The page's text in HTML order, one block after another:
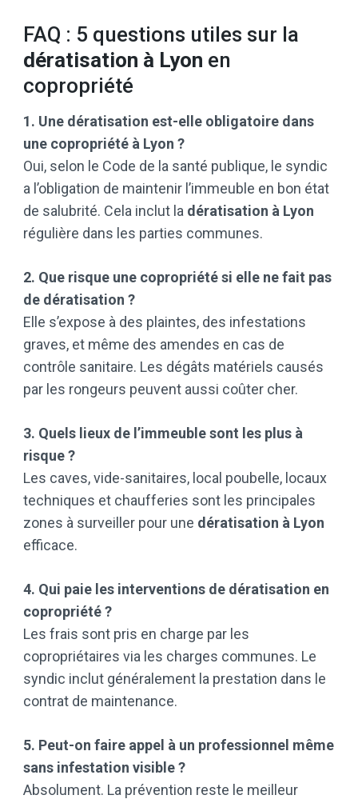
FAQ : 5 questions utiles sur la
dératisation à Lyon en
copropriété
1. Une dératisation est-elle obligatoire dans
une copropriété à Lyon ?
Oui, selon le Code de la santé publique, le syndic
a l’obligation de maintenir l’immeuble en bon état
de salubrité. Cela inclut la dératisation à Lyon
régulière dans les parties communes.
2. Que risque une copropriété si elle ne fait pas
de dératisation ?
Elle s’expose à des plaintes, des infestations
graves, et même des amendes en cas de
contrôle sanitaire. Les dégâts matériels causés
par les rongeurs peuvent aussi coûter cher.
3. Quels lieux de l’immeuble sont les plus à
risque ?
Les caves, vide-sanitaires, local poubelle, locaux
techniques et chaufferies sont les principales
zones à surveiller pour une dératisation à Lyon
efficace.
4. Qui paie les interventions de dératisation en
copropriété ?
Les frais sont pris en charge par les
copropriétaires via les charges communes. Le
syndic inclut généralement la prestation dans le
contrat de maintenance.
5. Peut-on faire appel à un professionnel même
sans infestation visible ?
Absolument. La prévention reste le meilleur